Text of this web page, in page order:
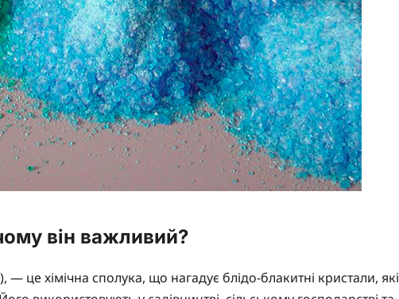
він важливий?
— це хімічна сполука, що нагадує блідо-блакитні кристали, які